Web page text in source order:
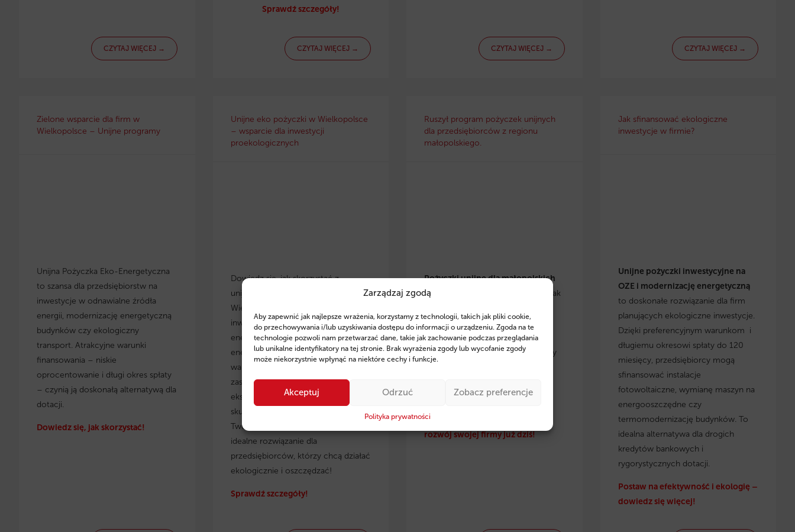
Zarządzaj zgodą
Aby zapewnić jak najlepsze wrażenia, korzystamy z technologii, takich jak pliki cookie,
do przechowywania i/lub uzyskiwania dostępu do informacji o urządzeniu. Zgoda na te
technologie pozwoli nam przetwarzać dane, takie jak zachowanie podczas przeglądania
lub unikalne identyfikatory na tej stronie. Brak wyrażenia zgody lub wycofanie zgody
może niekorzystnie wpłynąć na niektóre cechy i funkcje.
Akceptuj Odrzuć Zobacz preferencje
Polityka prywatności
CZYTAJ WIĘCEJ →
Sprawdź szczegóły!
CZYTAJ WIĘCEJ → CZYTAJ WIĘCEJ → CZYTAJ WIĘCEJ →
Zielone wsparcie dla firm w
Wielkopolsce – Unijne programy
Unijna Pożyczka Eko-Energetyczna
to szansa dla przedsiębiorstw na
inwestycje w odnawialne źródła
energii, modernizację energetyczną
budynków czy ekologiczny
transport. Atrakcyjne warunki
finansowania – niskie
oprocentowanie i długi okres spłaty
– czynią ją doskonałą alternatywą dla
dotacji.
Dowiedz się, jak skorzystać!
Unijne eko pożyczki w Wielkopolsce
– wsparcie dla inwestycji
proekologicznych
Dowiedz się, jak skorzystać z
unijnych eko pożyczek w
Wielkopolsce
inwestycje w OZE, modernizację
energetyczną czy zakup
energooszczędnego sprzętu. Poznaj
warunki finansowania, przykłady
zastosowań oraz sprawdź, jak
eksperci Fintaxis mogą pomóc Ci
skutecznie zdobyć środki na rozwój
Twojej firmy. Eko pożyczka to
idealne rozwiązanie dla
przedsiębiorców, którzy chcą działać
ekologicznie i oszczędzać!
Sprawdź szczegóły!
Ruszył program pożyczek unijnych
dla przedsiębiorców z regionu
małopolskiego.
Pożyczki unijne dla małopolskich
przedsiębiorców
– dowiedz się, jak
pożyczek na rozwój, inwestycje i
odnawialne źródła energii. Zyskaj
wsparcie ekspertów Fintaxis, którzy
finansowania.
Sprawdź szczegóły i postaw na
rozwój swojej firmy już dziś!
Jak sfinansować ekologiczne
inwestycje w firmie?
Unijne pożyczki inwestycyjne na
OZE i modernizację energetyczną
to doskonałe rozwiązanie dla firm
planujących ekologiczne inwestycje.
Dzięki preferencyjnym warunkom i
długiemu okresowi spłaty do 120
miesięcy, przedsiębiorcy mogą
sfinansować instalacje
fotowoltaiczne, wymianę maszyn na
energooszczędne czy
termomodernizację budynków. To
idealna alternatywa dla drogich
kredytów bankowych i
rygorystycznych dotacji.
Postaw na efektywność i ekologię –
dowiedz się więcej!